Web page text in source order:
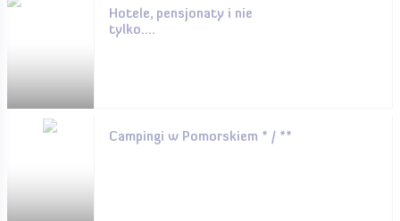
Hotele, pensjonaty i nie
tylko....
Campingi w Pomorskiem * / **